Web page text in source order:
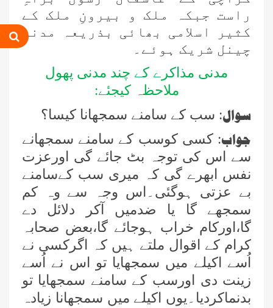
راست جبکہ ملک و بیرونِ ملک کے
کثیر اسلامی بھائی بذریعہ مدنی
چینل شریک ہوئے۔
مدنی مذاکرے کے چند مدنی پھول
ملاحظہ کیجئے:
سوال: سب کے سامنے سمجھانا کیسا؟
جواب: کسی کوسب کے سامنے سمجھانے
سے اس کی توجہ بٹ جائے گی اورعزت
نفس ابھرے گی کہ میری سب کےسامنے
بے عزتی ہوگئی۔اس وجہ سے وہ کم
سمجھے گا یا ضدمیں آکر دلائل دے
گا،اورکام خراب ہوجائے گا،بعض صحابہ
کرام کے اقوال ملتے ہیں کہ اگرکسی نے
اُسے اکیلے میں سمجھایا تو اس نے اُسے
زینت دی اورسب کے سامنے سمجھایا تو
بدنماکردیا۔یوں اکیلے میں سمجھانا زیادہ